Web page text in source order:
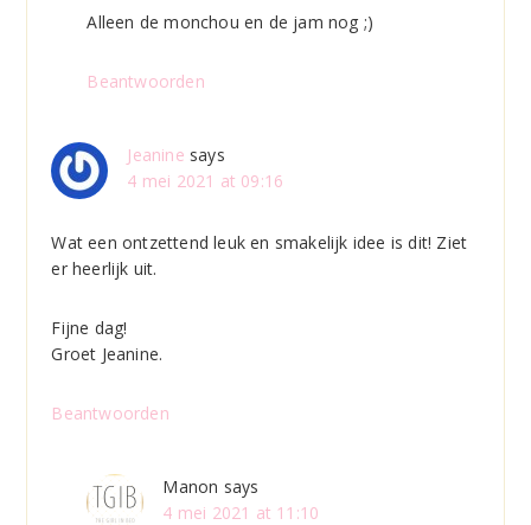
Alleen de monchou en de jam nog ;)
Beantwoorden
Jeanine says
4 mei 2021 at 09:16
Wat een ontzettend leuk en smakelijk idee is dit! Ziet
er heerlijk uit.
Fijne dag!
Groet Jeanine.
Beantwoorden
Manon says
4 mei 2021 at 11:10